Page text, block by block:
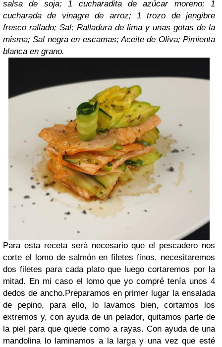
salsa de soja; 1 cucharadita de azúcar moreno; 1
cucharada de vinagre de arroz; 1 trozo de jengibre
fresco rallado; Sal; Ralladura de lima y unas gotas de la
misma; Sal negra en escamas; Aceite de Oliva; Pimienta
blanca en grano.
Para esta receta será necesario que el pescadero nos
corte el lomo de salmón en filetes finos, necesitaremos
dos filetes para cada plato que luego cortaremos por la
mitad. En mi caso el lomo que yo compré tenía unos 4
dedos de ancho.Preparamos en primer lugar la ensalada
de pepino, para ello, lo lavamos bien, cortamos los
extremos y, con ayuda de un pelador, quitamos parte de
la piel para que quede como a rayas. Con ayuda de una
mandolina lo laminamos a la larga y una vez que esté